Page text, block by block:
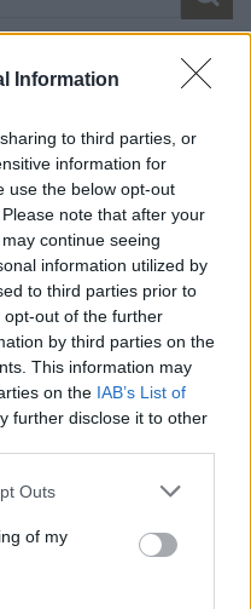
Information
to third parties, or
information for
use the below opt-out
note that after your
continue seeing
information utilized by
to third parties prior to
out of the further
by third parties on the
This information may
on the IAB’s List of
further disclose it to other
Outs
of my